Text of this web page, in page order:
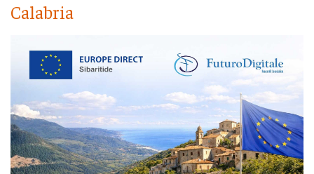
Calabria